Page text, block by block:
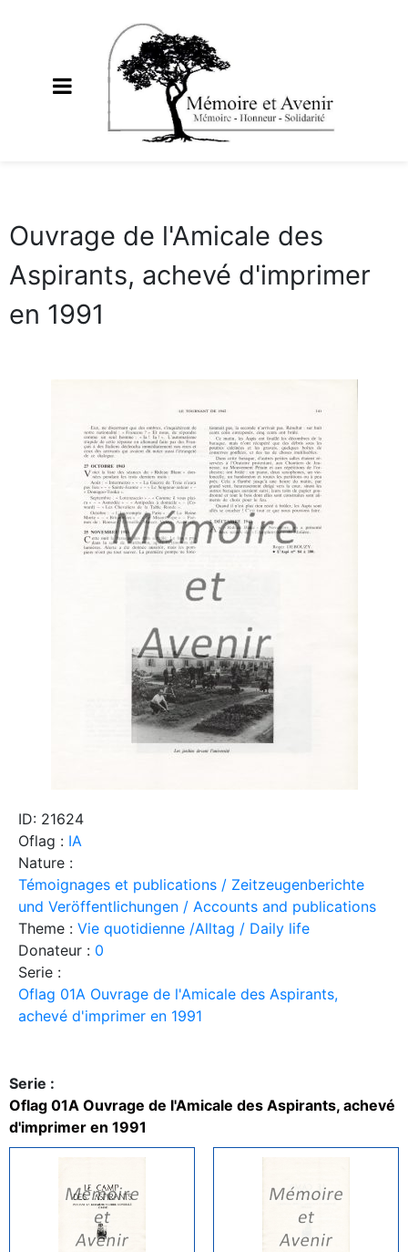
Ouvrage de l'Amicale des
Aspirants, achevé d'imprimer
en 1991
ID: 21624
Oflag : IA
Nature :
Témoignages et publications / Zeitzeugenberichte
und Veröffentlichungen / Accounts and publications
Theme : Vie quotidienne /Alltag / Daily life
Donateur : 0
Serie :
Oflag 01A Ouvrage de l'Amicale des Aspirants,
achevé d'imprimer en 1991
Serie :
Oflag 01A Ouvrage de l'Amicale des Aspirants, achevé
d'imprimer en 1991